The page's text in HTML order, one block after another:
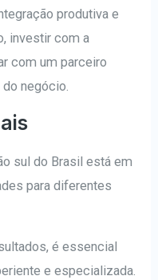
produtiva e
investir com a
com um parceiro
negócio.
sul do Brasil está em
para diferentes
é essencial
e especializada.